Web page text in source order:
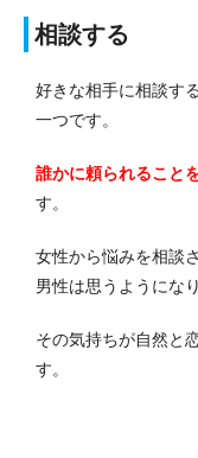
相談する
好きな相手に相談す
一つです。
誰かに頼られること
す。
女性から悩みを相談
男性は思うようにな
その気持ちが自然と
す。